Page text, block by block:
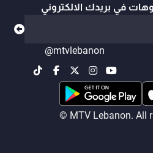
في بريدك الالكتروني
@mtvlebanon
© MTV Lebanon. All